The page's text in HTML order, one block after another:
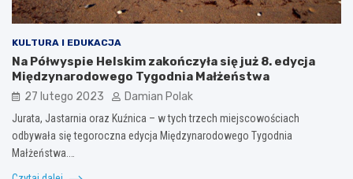
KULTURA I EDUKACJA
Na Półwyspie Helskim zakończyła się już 8. edycja
Międzynarodowego Tygodnia Małżeństwa
27 lutego 2023 Damian Polak
Jurata, Jastarnia oraz Kuźnica – w tych trzech miejscowościach
odbywała się tegoroczna edycja Międzynarodowego Tygodnia
Małżeństwa.…